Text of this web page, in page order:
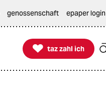
genossenschaft epaper login

taz zahl ich
taz zahl ich